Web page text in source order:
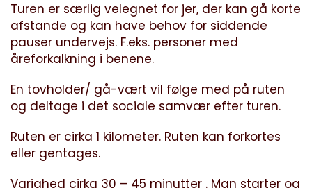
Turen er særlig velegnet for jer, der kan gå korte
afstande og kan have behov for siddende
pauser undervejs. F.eks. personer med
åreforkalkning i benene.
En tovholder/ gå-vært vil følge med på ruten
og deltage i det sociale samvær efter turen.
Ruten er cirka 1 kilometer. Ruten kan forkortes
eller gentages.
Varighed cirka 30 – 45 minutter . Man starter og